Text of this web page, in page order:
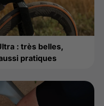
: très belles,
pratiques